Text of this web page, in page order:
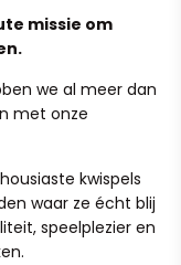
Stuur
en we regelen
product per
niet onder
gerust even, we
voor je aan
waarna
bij je wordt
Stuur
dan
missie om
we al meer dan
met onze
kwispels
waar ze écht blij
speelplezier en